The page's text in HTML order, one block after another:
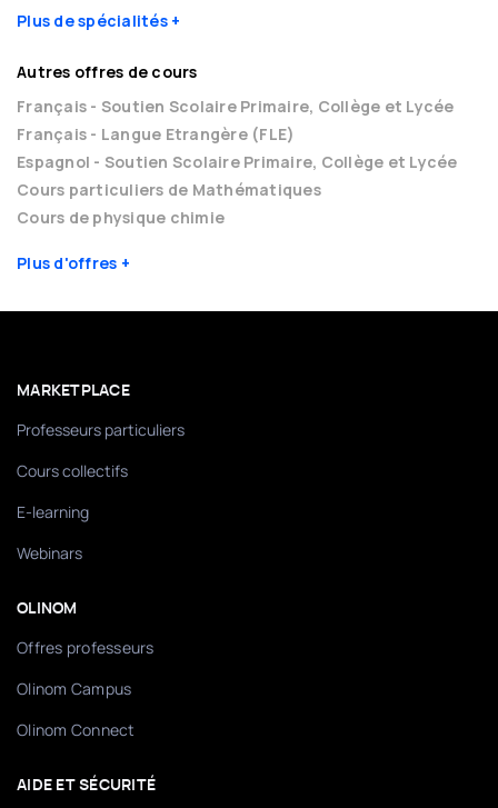
Plus de spécialités
Autres offres de cours
Français - Soutien Scolaire Primaire, Collège et Lycée
Français - Langue Etrangère (FLE)
Espagnol - Soutien Scolaire Primaire, Collège et Lycée
Cours particuliers de Mathématiques
Cours de physique chimie
Plus d'offres
MARKETPLACE
Professeurs particuliers
Cours collectifs
E-learning
Webinars
OLINOM
Offres professeurs
Olinom Campus
Olinom Connect
AIDE ET SÉCURITÉ